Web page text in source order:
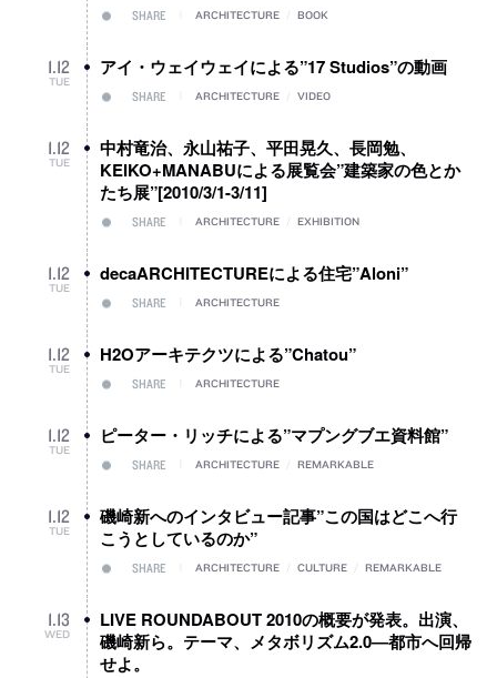
SHARE ARCHITECTURE BOOK
1.12
TUE
アイ・ウェイウェイによる”17 Studios”の動画
SHARE ARCHITECTURE VIDEO
1.12
TUE
中村竜治、永山祐子、平田晃久、長岡勉、
KEIKO+MANABUによる展覧会”建築家の色とか
たち展”[2010/3/1-3/11]
SHARE ARCHITECTURE EXHIBITION
1.12
TUE
decaARCHITECTUREによる住宅”Aloni”
SHARE ARCHITECTURE
1.12
TUE
H2Oアーキテクツによる”Chatou”
SHARE ARCHITECTURE
1.12
TUE
ピーター・リッチによる”マプングブエ資料館”
SHARE ARCHITECTURE REMARKABLE
1.12
TUE
磯崎新へのインタビュー記事”この国はどこへ行
こうとしているのか”
SHARE ARCHITECTURE CULTURE REMARKABLE
1.13
WED
LIVE ROUNDABOUT 2010の概要が発表。出演、
磯崎新ら。テーマ、メタボリズム2.0―都市へ回帰
せよ。